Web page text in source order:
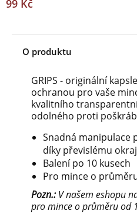
99 Kč
O produktu
GRIPS - originální
ochranou pro vaše
kvalitního
odolného proti
Snadná manipulace
díky převislému
Balení po 10 kusech
Pro mince o
Pozn.:V našem eshopu
pro mince o průměru od